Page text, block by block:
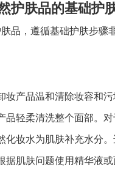
护肤品的基础护
品，遵循基础护肤步骤
妆产品温和清除妆容和
品轻柔清洗整个面部。
化妆水为肌肤补充水分
据肌肤问题使用精华液